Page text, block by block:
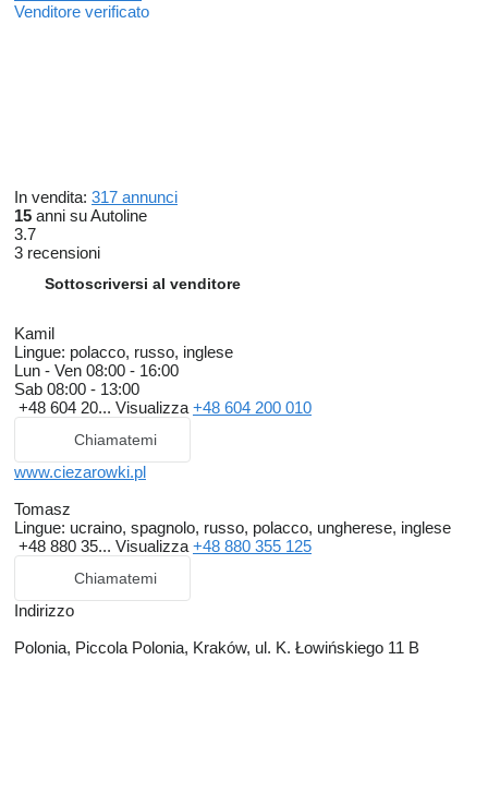
Venditore verificato
In vendita: 317 annunci
15 anni su Autoline
3.7
3 recensioni
Sottoscriversi al venditore
Kamil
Lingue: polacco, russo, inglese
Lun - Ven 08:00 - 16:00
Sab 08:00 - 13:00
+48 604 20... Visualizza +48 604 200 010
Chiamatemi
www.ciezarowki.pl
Tomasz
Lingue: ucraino, spagnolo, russo, polacco, ungherese, inglese
+48 880 35... Visualizza +48 880 355 125
Chiamatemi
Indirizzo
Polonia, Piccola Polonia, Kraków, ul. K. Łowińskiego 11 B